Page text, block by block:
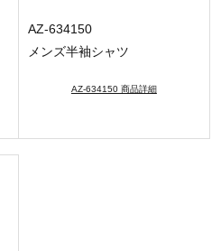
AZ-634150
メンズ半袖シャツ
AZ-634150 商品詳細